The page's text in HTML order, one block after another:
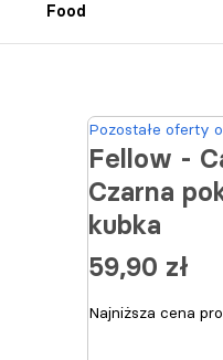
Food
Pozostałe oferty
Fellow -
Czarna
kubka
59,90 zł
Najniższa cena